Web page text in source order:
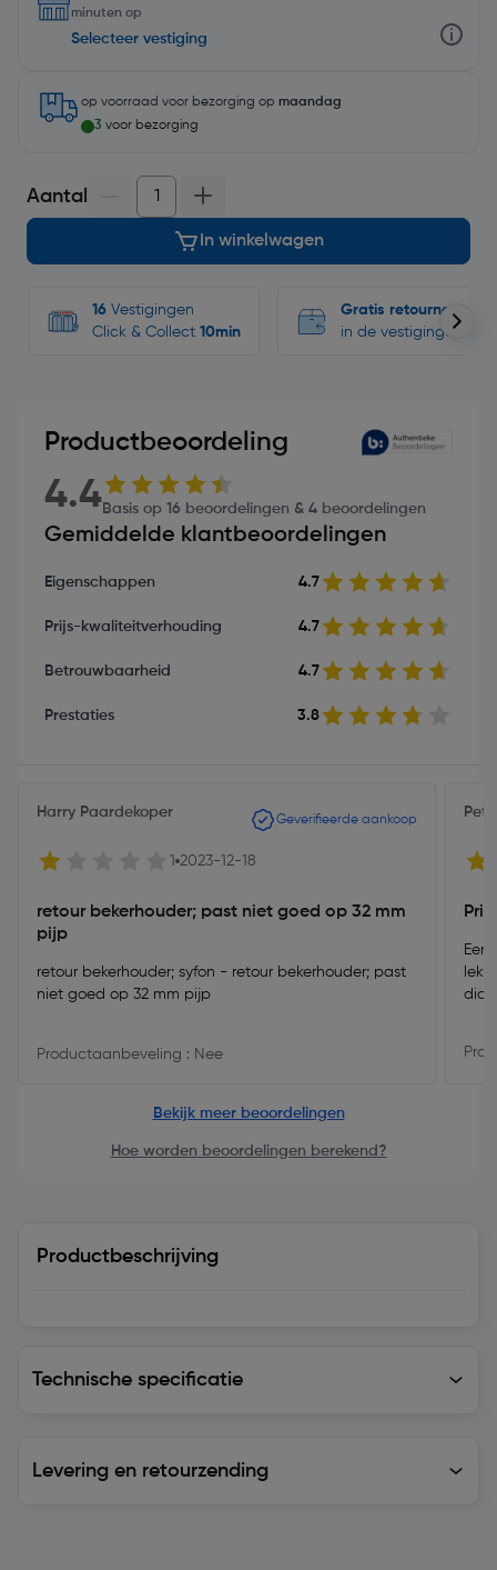
minuten op
Selecteer vestiging
op voorraad voor bezorging op maandag
3 voor bezorging
Aantal
In winkelwagen
16 Vestigingen
Click & Collect 10min
Gratis retourneren
in de vestigingen
Productbeoordeling
4.4Basis op 16 beoordelingen & 4 beoordelingen
Gemiddelde klantbeoordelingen
Eigenschappen 4.7
Prijs-kwaliteitverhouding 4.7
Betrouwbaarheid 4.7
Prestaties 3.8
Harry Paardekoper Geverifieerde aankoop
1 2023-12-18
retour bekerhouder; past niet goed op 32 mm
pijp
retour bekerhouder; syfon - retour bekerhouder; past
niet goed op 32 mm pijp
Productaanbeveling : Nee
Bekijk meer beoordelingen
Hoe worden beoordelingen berekend?
Productbeschrijving
Technische specificatie
Levering en retourzending